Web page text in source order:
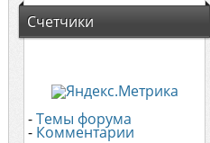
Счетчики
-Темы форума
- Комментарии